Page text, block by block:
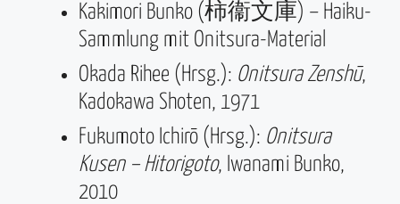
Kakimori Bunko (柿衞文庫) – Haiku-
Sammlung mit Onitsura-Material
Okada Rihee (Hrsg.): Onitsura Zenshū,
Kadokawa Shoten, 1971
Fukumoto Ichirō (Hrsg.): Onitsura
Kusen – Hitorigoto, Iwanami Bunko,
2010